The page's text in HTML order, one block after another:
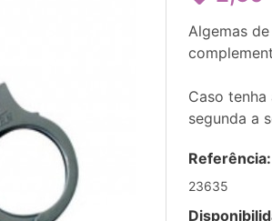
Algemas
Caso
segunda a
Referência:
23635